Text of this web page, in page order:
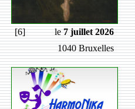
[6] le7 juillet 2026
1040 Bruxelles